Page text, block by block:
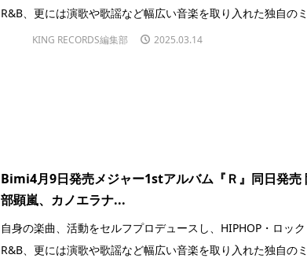
R&B、更には演歌や歌謡など幅広い音楽を取り入れた独自の
KING RECORDS編集部 2025.03.14
Bimi4月9日発売メジャー1stアルバム『Ｒ』同日発売
部顕嵐、カノエラナ...
自身の楽曲、活動をセルフプロデュースし、HIPHOP・ロック
R&B、更には演歌や歌謡など幅広い音楽を取り入れた独自の